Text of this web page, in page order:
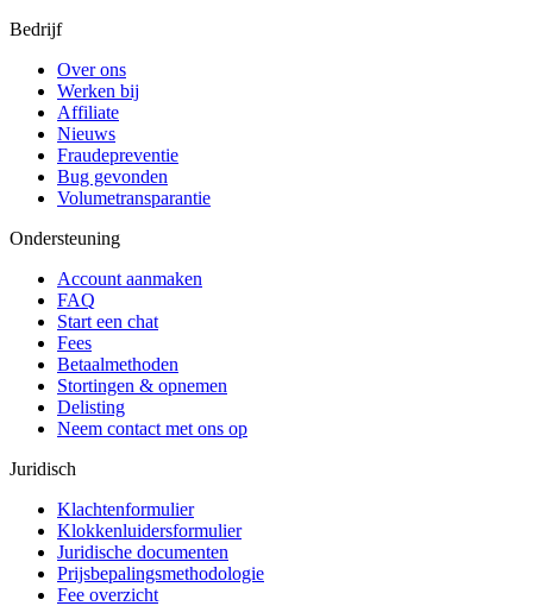
Bedrijf
Over ons
Werken bij
Affiliate
Nieuws
Fraudepreventie
Bug gevonden
Volumetransparantie
Ondersteuning
Account aanmaken
FAQ
Start een chat
Fees
Betaalmethoden
Stortingen & opnemen
Delisting
Neem contact met ons op
Juridisch
Klachtenformulier
Klokkenluidersformulier
Juridische documenten
Prijsbepalingsmethodologie
Fee overzicht